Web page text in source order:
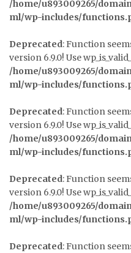
/home/u893009265/
ml/wp-includes/
Deprecated: Function
version 6.9.0! Use
/home/u893009265/
ml/wp-includes/
Deprecated: Function
version 6.9.0! Use
/home/u893009265/
ml/wp-includes/
Deprecated: Function
version 6.9.0! Use
/home/u893009265/
ml/wp-includes/
Deprecated: Function